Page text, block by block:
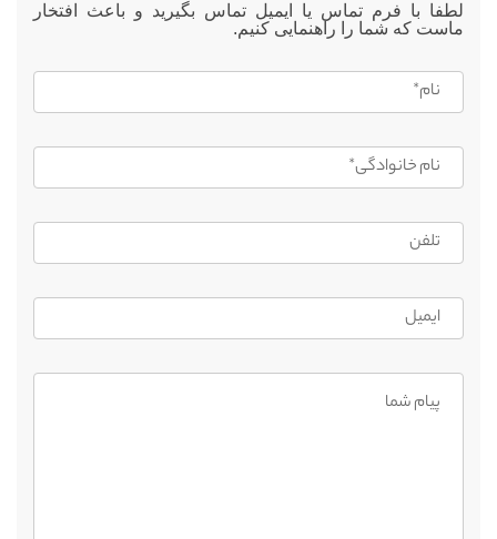
لطفا با فرم تماس یا ایمیل تماس بگیرید و باعث افتخار
ماست که شما را راهنمایی کنیم.